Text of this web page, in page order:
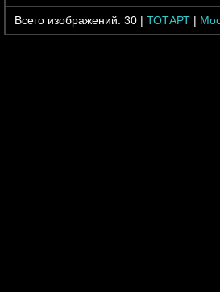
Всего изображений: 30 | ТОТАРТ |